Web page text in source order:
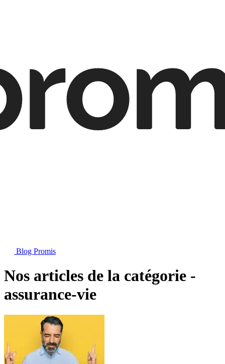
Blog Promis
Nos articles de la catégorie -
assurance-vie